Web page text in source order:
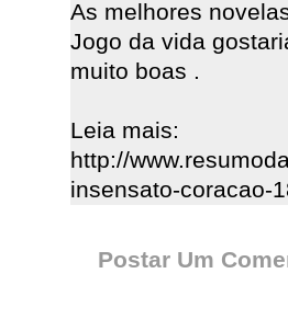
As melhores
Jogo da vida
muito boas .
Leia mais:
http://
insensato-coracao-
Postar Um